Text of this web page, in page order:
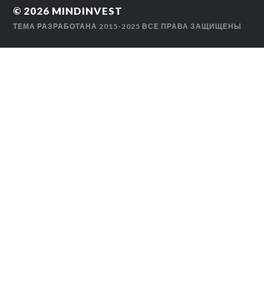
© 2026 MINDINVEST
ТЕМА РАЗРАБОТАНА2015-2025 ВСЕ ПРАВА ЗАЩИЩЕНЫ